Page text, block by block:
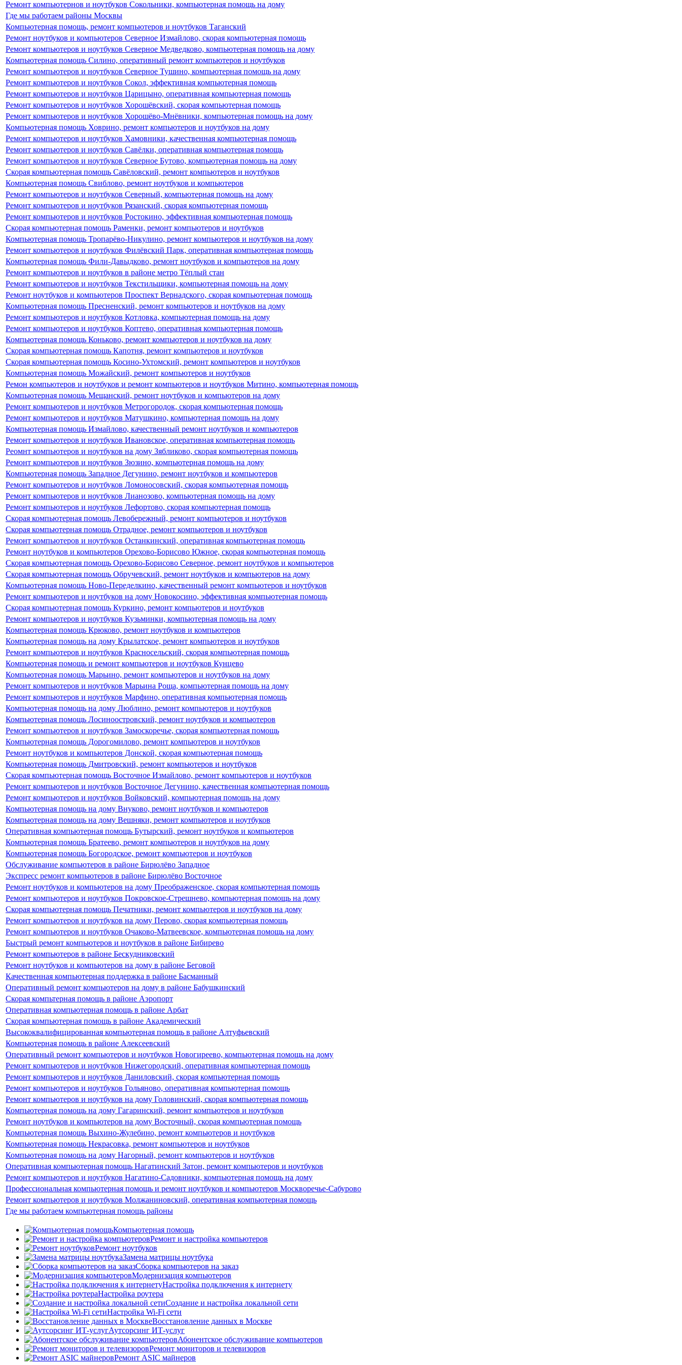
Ремонт компьютернов и ноутбуков Сокольники, компьютерная помощь на дому
Где мы работаем районы Москвы
Компьютерная помощь, ремонт компьютеров и ноутбуков Таганский
Ремонт ноутбуков и компьютеров Северное Измайлово, скорая компьютерная помощь
Ремонт компьютеров и ноутбуков Северное Медведково, компьютерная помощь на дому
Компьютерная помощь Силино, оперативный ремонт компьютеров и ноутбуков
Ремонт компьютеров и ноутбуков Северное Тушино, компьютерная помощь на дому
Ремонт компьютеров и ноутбуков Сокол, эффективная компьютерная помощь
Ремонт компьютеров и ноутбуков Царицыно, оперативная компьютерная помощь
Ремонт компьютеров и ноутбуков Хорошёвский, скорая компьютерная помощь
Ремонт компьютеров и ноутбуков Хорошёво-Мнёвники, компьютерная помощь на дому
Компьютерная помощь Ховрино, ремонт компьютеров и ноутбуков на дому
Ремонт компьютеров и ноутбуков Хамовники, качественная компьютерная помощь
Ремонт компьютеров и ноутбуков Савёлки, оперативная компьютерная помощь
Ремонт компьютеров и ноутбуков Северное Бутово, компьютерная помощь на дому
Скорая компьютерная помощь Савёловский, ремонт компьютеров и ноутбуков
Компьютерная помощь Свиблово, ремонт ноутбуков и компьютеров
Ремонт компьютеров и ноутбуков Северный, компьютерная помощь на дому
Ремонт компьютеров и ноутбуков Рязанский, скорая компьютерная помощь
Ремонт компьютеров и ноутбуков Ростокино, эффективная компьютерная помощь
Скорая компьютерная помощь Раменки, ремонт компьютеров и ноутбуков
Компьютерная помощь Тропарёво-Никулино, ремонт компьютеров и ноутбуков на дому
Ремонт компьютеров и ноутбуков Филёвский Парк, оперативная компьютерная помощь
Компьютерная помощь Фили-Давыдково, ремонт ноутбуков и компьютеров на дому
Ремонт компьютеров и ноутбуков в районе метро Тёплый стан
Ремонт компьютеров и ноутбуков Текстильщики, компьютерная помощь на дому
Ремонт ноутбуков и компьютеров Проспект Вернадского, скорая компьютерная помощь
Компьютерная помощь Пресненский, ремонт компьютеров и ноутбуков на дому
Ремонт компьютеров и ноутбуков Котловка, компьютерная помощь на дому
Ремонт компьютеров и ноутбуков Коптево, оперативная компьютерная помощь
Компьютерная помощь Коньково, ремонт компьютеров и ноутбуков на дому
Скорая компьютерная помощь Капотня, ремонт компьютеров и ноутбуков
Скорая компьютерная помощь Косино-Ухтомский, ремонт компьютеров и ноутбуков
Компьютерная помощь Можайский, ремонт компьютеров и ноутбуков
Ремон компьютеров и ноутбуков и ремонт компьютеров и ноутбуков Митино, компьютерная помощь
Компьютерная помощь Мещанский, ремонт ноутбуков и компьютеров на дому
Ремонт компьютеров и ноутбуков Метрогородок, скорая компьютерная помощь
Ремонт компьютеров и ноутбуков Матушкино, компьютерная помощь на дому
Компьютерная помощь Измайлово, качественный ремонт ноутбуков и компьютеров
Ремонт компьютеров и ноутбуков Ивановское, оперативная компьютерная помощь
Реомнт компьютеров и ноутбуков на дому Зябликово, скорая компьютерная помощь
Ремонт компьютеров и ноутбуков Зюзино, компьютерная помощь на дому
Компьютерная помощь Западное Дегунино, ремонт ноутбуков и компьютеров
Ремонт компьютеров и ноутбуков Ломоносовский, скорая компьютерная помощь
Ремонт компьютеров и ноутбуков Лианозово, компьютерная помощь на дому
Ремонт компьютеров и ноутбуков Лефортово, скорая компьютерная помощь
Скорая компьютерная помощь Левобережный, ремонт компьютеров и ноутбуков
Скорая компьютерная помощь Отрадное, ремонт компьютеров и ноутбуков
Ремонт компьютеров и ноутбуков Останкинский, оперативная компьютерная помощь
Ремонт ноутбуков и компьютеров Орехово-Борисово Южное, скорая компьютерная помощь
Скорая компьютерная помощь Орехово-Борисово Северное, ремонт ноутбуков и компьютеров
Скорая компьютерная помощь Обручевский, ремонт ноутбуков и компьютеров на дому
Компьютерная помощь Ново-Переделкино, качественный ремонт компьютеров и ноутбуков
Ремонт компьютеров и ноутбуков на дому Новокосино, эффективная компьютерная помощь
Скорая компьютерная помощь Куркино, ремонт компьютеров и ноутбуков
Ремонт компьютеров и ноутбуков Кузьминки, компьютерная помощь на дому
Компьютерная помощь Крюково, ремонт ноутбуков и компьютеров
Компьютерная помощь на дому Крылатское, ремонт компьютеров и ноутбуков
Ремонт компьютеров и ноутбуков Красносельский, скорая компьютерная помощь
Компьютерная помощь и ремонт компьютеров и ноутбуков Кунцево
Компьютерная помощь Марьино, ремонт компьютеров и ноутбуков на дому
Ремонт компьютеров и ноутбуков Марьина Роща, компьютерная помощь на дому
Ремонт компьютеров и ноутбуков Марфино, оперативная компьютерная помощь
Компьютерная помощь на дому Люблино, ремонт компьютеров и ноутбуков
Компьютерная помощь Лосиноостровский, ремонт ноутбуков и компьютеров
Ремонт компьютеров и ноутбуков Замоскоречье, скорая компьютерная помощь
Компьютерная помощь Дорогомилово, ремонт компьютеров и ноутбуков
Ремонт ноутбуков и компьютеров Донской, скорая компьютерная помощь
Компьютерная помощь Дмитровский, ремонт компьютеров и ноутбуков
Скорая компьютерная помощь Восточное Измайлово, ремонт компьютеров и ноутбуков
Ремонт компьютеров и ноутбуков Восточное Дегунино, качественная компьютерная помощь
Ремонт компьютеров и ноутбуков Войковский, компьютерная помощь на дому
Компьютерная помощь на дому Внуково, ремонт ноутбуков и компьютеров
Компьютерная помощь на дому Вешняки, ремонт компьютеров и ноутбуков
Оперативная компьютерная помощь Бутырский, ремонт ноутбуков и компьютеров
Компьютерная помощь Братеево, ремонт компьютеров и ноутбуков на дому
Компьютерная помощь Богородское, ремонт компьютеров и ноутбуков
Обслуживание компьютеров в районе Бирюлёво Западное
Экспресс ремонт компьютеров в районе Бирюлёво Восточное
Ремонт ноутбуков и компьютеров на дому Преображенское, скорая компьютерная помощь
Ремонт компьютеров и ноутбуков Покровское-Стрешнево, компьютерная помощь на дому
Скорая компьютерная помощь Печатники, ремонт компьютеров и ноутбуков на дому
Ремонт компьютеров и ноутбуков на дому Перово, скорая компьютерная помощь
Ремонт компьютеров и ноутбуков Очаково-Матвеевское, компьютерная помощь на дому
Быстрый ремонт компьютеров и ноутбуков в районе Бибирево
Ремонт компьютеров в районе Бескудниковский
Ремонт ноутбуков и компьютеров на дому в районе Беговой
Качественная компьютерная поддержка в районе Басманный
Оперативный ремонт компьютеров на дому в районе Бабушкинский
Скорая компьтерная помощь в районе Аэропорт
Оперативная компьютерная помощь в районе Арбат
Скорая компьютерная помощь в районе Академический
Высококвалифицированная компьютерная помощь в районе Алтуфьевский
Компьютерная помощь в районе Алексеевский
Оперативный ремонт компьютеров и ноутбуков Новогиреево, компьютерная помощь на дому
Ремонт компьютеров и ноутбуков Нижегородский, оперативная компьютерная помощь
Ремонт компьютеров и ноутбуков Даниловский, скорая компьютерная помощь
Ремонт компьютеров и ноутбуков Гольяново, оперативная компьютерная помощь
Ремонт компьютеров и ноутбуков на дому Головинский, скорая компьютерная помощь
Компьютерная помощь на дому Гагаринский, ремонт компьютеров и ноутбуков
Ремонт ноутбуков и компьютеров на дому Восточный, скорая компьютерная помощь
Компьютерная помощь Выхино-Жулебино, ремонт компьютеров и ноутбуков
Компьютерная помощь Некрасовка, ремонт компьютеров и ноутбуков
Компьютерная помощь на дому Нагорный, ремонт компьютеров и ноутбуков
Оперативная компьютерная помощь Нагатинский Затон, ремонт компьютеров и ноутбуков
Ремонт компьютеров и ноутбуков Нагатино-Садовники, компьютерная помощь на дому
Профессиональная компьютерная помощь и ремонт ноутбуков и компьютеров Москворечье-Сабурово
Ремонт компьютеров и ноутбуков Молжаниновский, оперативная компьютерная помощь
Где мы работаем компьютерная помощь районы
Компьютерная помощь
Ремонт и настройка компьютеров
Ремонт ноутбуков
Замена матрицы ноутбука
Сборка компьютеров на заказ
Модернизация компьютеров
Настройка подключения к интернету
Настройка роутера
Создание и настройка локальной сети
Настройка Wi-Fi сети
Восстановление данных в Москве
Аутсорсинг ИТ-услуг
Абонентское обслуживание компьютеров
Ремонт мониторов и телевизоров
Ремонт ASIC майнеров